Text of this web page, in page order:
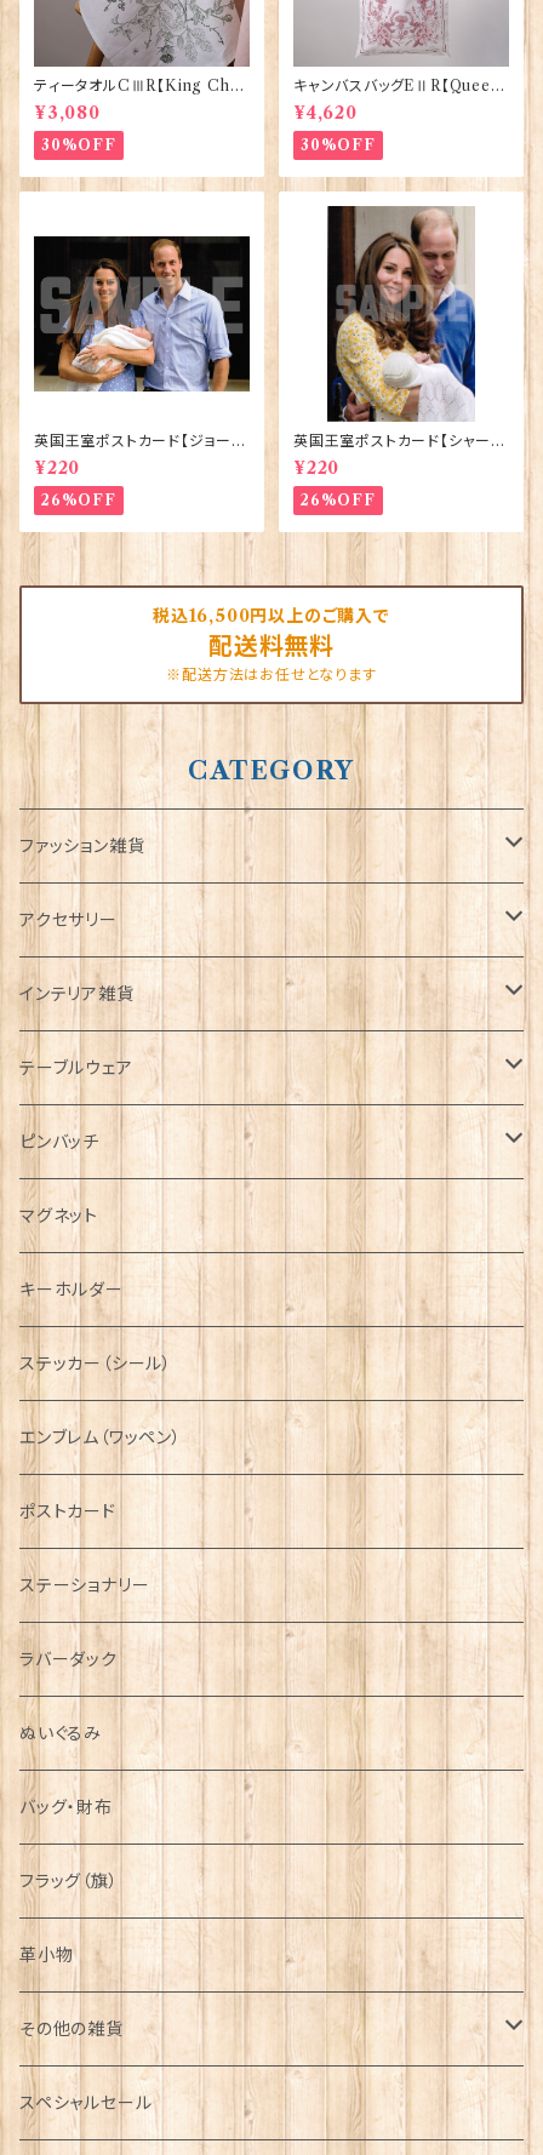
ティータオルCⅢR【King Char
lesⅢ Coronation】Victoria
Eggs 50129
¥3,080
30%OFF
キャンバスバッグEⅡR【Queen
ElizabethⅡ Commemorativ
e】Victoria Eggs 90332
¥4,620
30%OFF
英国王室ポストカード【ジョージ
王子ご誕生】Pageantry Post
card 90183-JEF100
¥220
26%OFF
英国王室ポストカード【シャーロ
ット王女2】Pageantry Postca
rd 90183-JEF202
¥220
26%OFF
税込16,500円以上のご購入で
配送料無料
※配送方法はお任せとなります
CATEGORY
ファッション雑貨
タータンネクタイ
帽子
キャップ
ハンチング帽
キャスケット
ディアストーカー
ニット帽
Tシャツ
マフラー
タータン【Bronte by Moon】
タータン【Glencroft】
ボタンラップマフラー【Aran Traditions】
サッシュ
スカーフ
ファッションマスク
アクセサリー
ORTAK
ブローチ
ペンダント
チャーム
その他のアクセサリー
インテリア雑貨
インテリア置物
ラブスプーン
ラブスプーン【SION LLEWELLYN】
ラブスプーン【PAUL CURTIS】
ファブリック
テーブルウェア
ティータオル
ペーパーナプキン
ティーコジー
その他テーブルウェア
ピンバッチ
ジェネラルデザイン
乗り物
動物＆植物
国旗＆紋章
運動＆人物
シンボル
ミリタリー
NAVY
AIRFORCE
ピューター
マグネット
キーホルダー
ステッカー（シール）
エンブレム（ワッペン）
ポストカード
ステーショナリー
ラバーダック
ぬいぐるみ
バッグ・財布
フラッグ（旗）
革小物
その他の雑貨
ミニカー
スペシャルセール